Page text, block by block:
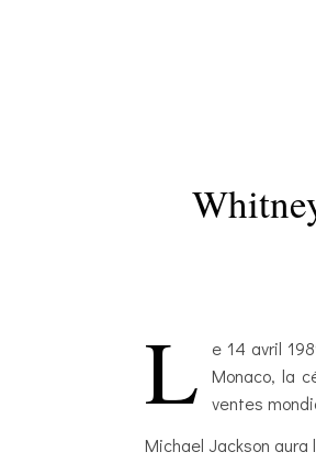
L
e 14 avril
Monaco, la
ventes
Michael Jackson